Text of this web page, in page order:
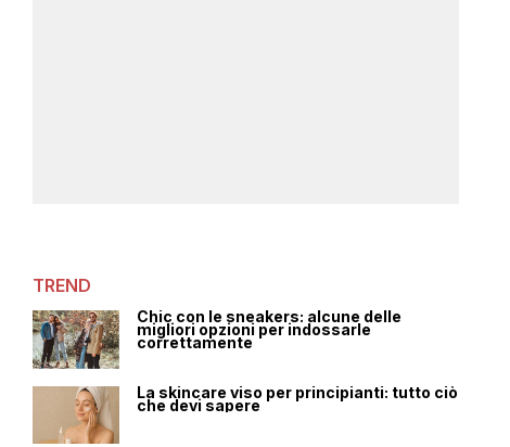
TREND
Chic con le sneakers: alcune delle
migliori opzioni per indossarle
correttamente
La skincare viso per principianti: tutto ciò
che devi sapere